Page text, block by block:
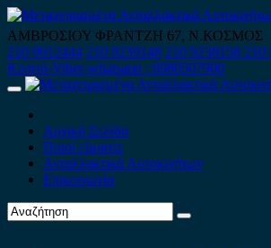
Skip
to
content
ΑΜΒΡΟΣΙΟΥ ΦΡΑΝΤΖΗ 67, Ν.ΚΟΣΜΟΣ
210 9012444 210 9239148 210 9238158 210
Κινητό-Viber-whatsapp : 6980507900
Primary
Αρχική Σελίδα
Ποιοί είμαστε
Ανταλλακτικά Αυτοκινήτων
Επικοινωνία